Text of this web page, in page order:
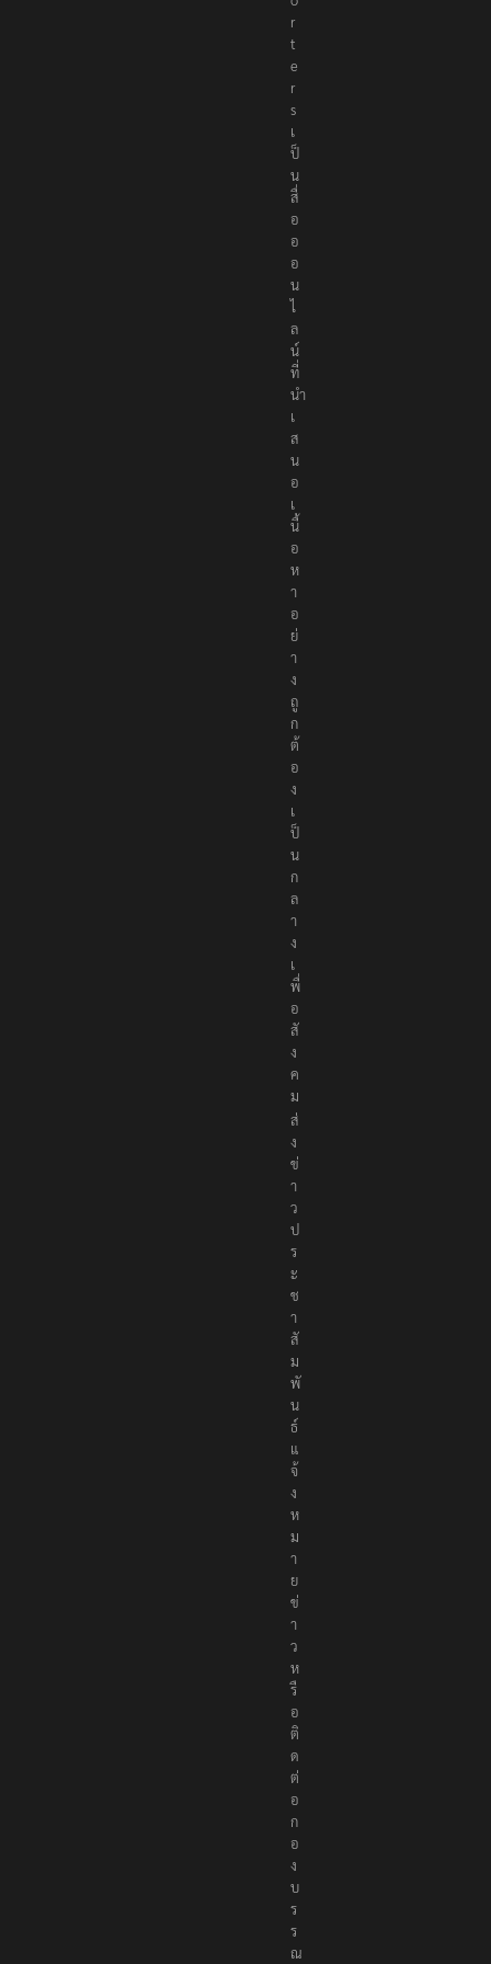
r
t
e
r
s
เ
ป็
น
สื่
อ
อ
อ
น
ไ
ล
น์
ที่
นำ
เ
ส
น
อ
เ
นื้
อ
ห
า
อ
ย่
า
ง
ถู
ก
ต้
อ
ง
เ
ป็
น
ก
ล
า
ง
เ
พื่
อ
สั
ง
ค
ม
ส่
ง
ข่
า
ว
ป
ร
ะ
ช
า
สั
ม
พั
น
ธ์
แ
จ้
ง
ห
ม
า
ย
ข่
า
ว
ห
รื
อ
ติ
ด
ต่
อ
ก
อ
ง
บ
ร
ร
ณ